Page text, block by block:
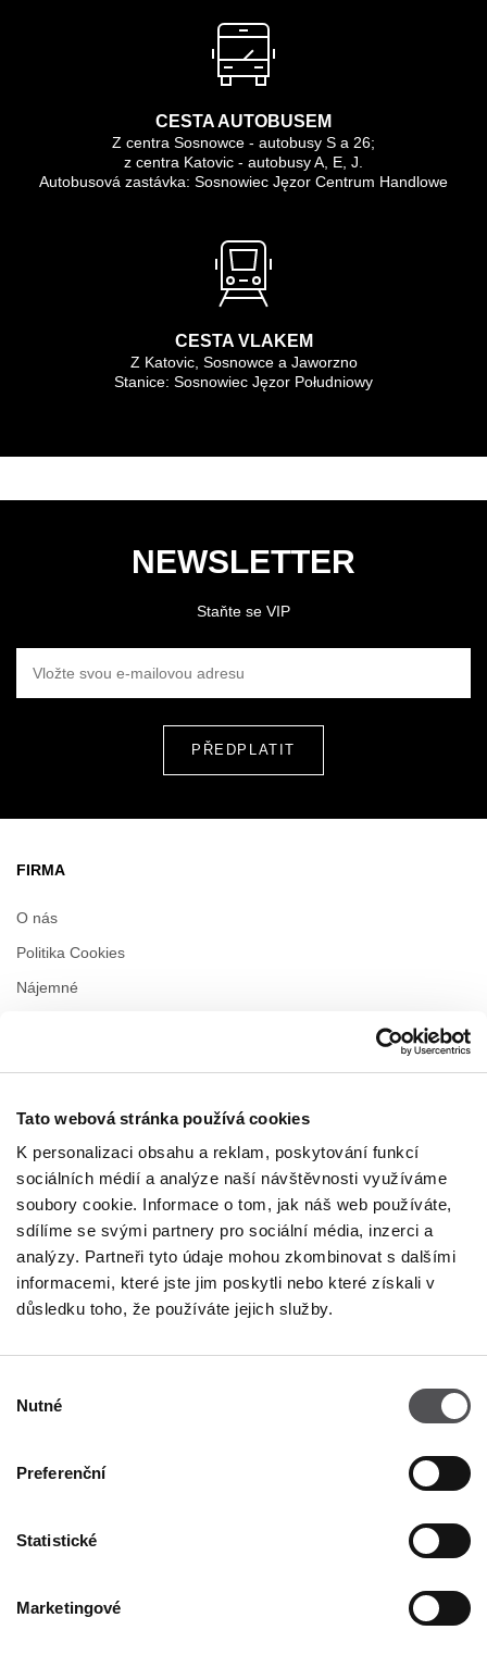
Tato webová stránka používá cookies
K personalizaci obsahu a reklam, poskytování funkcí
sociálních médií a analýze naší návštěvnosti využíváme
soubory cookie. Informace o tom, jak náš web používáte,
sdílíme se svými partnery pro sociální média, inzerci a
analýzy. Partneři tyto údaje mohou zkombinovat s dalšími
informacemi, které jste jim poskytli nebo které získali v
důsledku toho, že používáte jejich služby.
souhlasu
Nutné
Preferenční
Statistické
Marketingové
CESTA AUTOBUSEM
Z centra Sosnowce - autobusy S a 26;
z centra Katovic - autobusy A, E, J.
Autobusová zastávka: Sosnowiec Jęzor Centrum Handlowe
CESTA VLAKEM
Z Katovic, Sosnowce a Jaworzno
Stanice: Sosnowiec Jęzor Południowy
NEWSLETTER
Staňte se VIP
FIRMA
O nás
Politika Cookies
Nájemné
PROVOZNÍ DOBA
Pondělí
09:00 - 21:00
Středa
09:00 - 21:00
Čtvrtek
09:00 - 21:00
Pátek
09:00 - 21:00
Sobota
09:00 - 21:00
Více informací
Designer Outlet Sosnowiec
+48 32 296 50 22